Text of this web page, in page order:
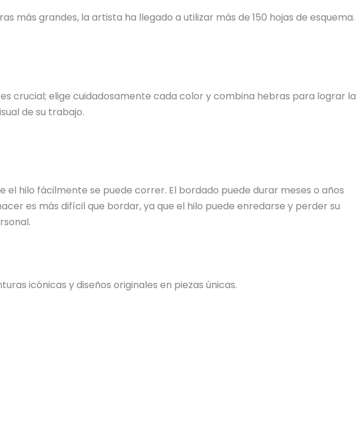
más grandes, la artista ha llegado a utilizar más de 150 hojas de esquema.
crucial; elige cuidadosamente cada color y combina hebras para lograr la
de su trabajo.
hilo fácilmente se puede correr. El bordado puede durar meses o años
es más difícil que bordar, ya que el hilo puede enredarse y perder su
icónicas y diseños originales en piezas únicas.